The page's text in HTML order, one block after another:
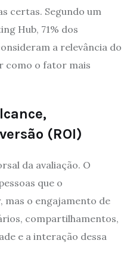
certas. Segundo um
Hub, 71% dos
a relevância do
como o fator mais
(ROI)
da avaliação. O
que o
o engajamento de
compartilhamentos,
e a interação dessa